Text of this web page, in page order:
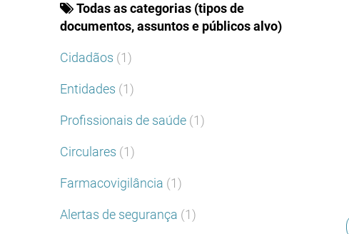
Todas as categorias (tipos de
documentos, assuntos e públicos alvo)
Cidadãos (1)
Entidades (1)
Profissionais de saúde (1)
Circulares (1)
Farmacovigilância (1)
Alertas de segurança (1)